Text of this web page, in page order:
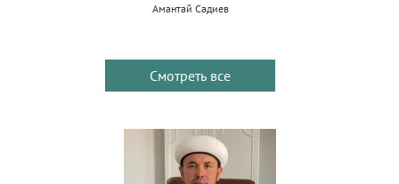
Амантай Садиев
Смотреть все